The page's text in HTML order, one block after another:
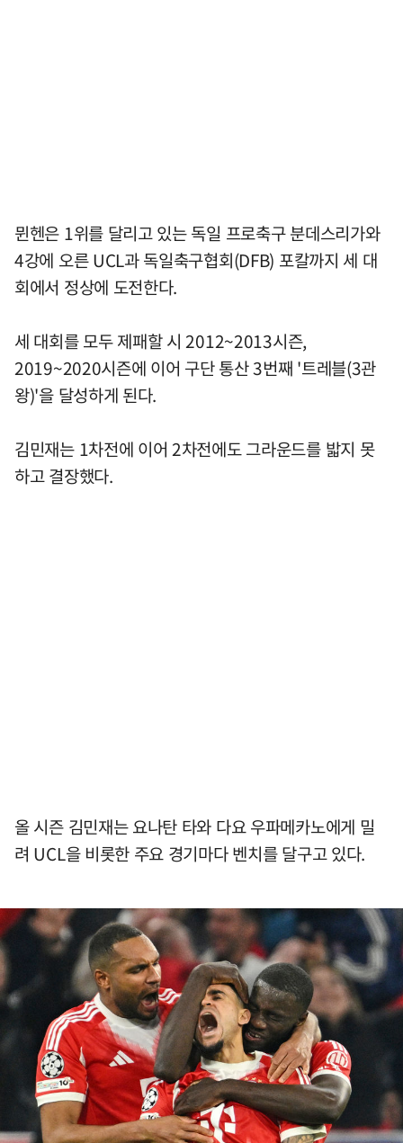
뮌헨은 1위를 달리고 있는 독일 프로축구 분데스리가와
4강에 오른 UCL과 독일축구협회(DFB) 포칼까지 세 대
회에서 정상에 도전한다.
세 대회를 모두 제패할 시 2012~2013시즌,
2019~2020시즌에 이어 구단 통산 3번째 '트레블(3관
왕)'을 달성하게 된다.
김민재는 1차전에 이어 2차전에도 그라운드를 밟지 못
하고 결장했다.
올 시즌 김민재는 요나탄 타와 다요 우파메카노에게 밀
려 UCL을 비롯한 주요 경기마다 벤치를 달구고 있다.